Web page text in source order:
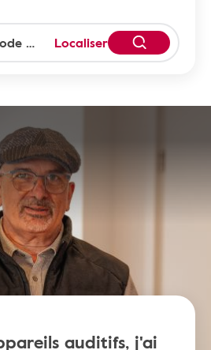
Localiser
auditifs, j'ai